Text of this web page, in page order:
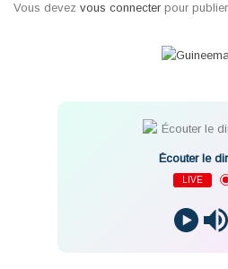
Vous devez vous connecter pour
Écouter le
LIVE